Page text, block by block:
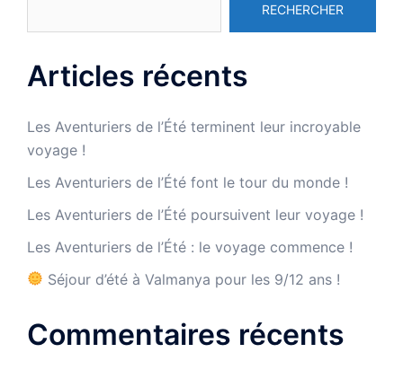
RECHERCHER
Articles récents
Les Aventuriers de l’Été terminent leur incroyable
voyage !
Les Aventuriers de l’Été font le tour du monde !
Les Aventuriers de l’Été poursuivent leur voyage !
Les Aventuriers de l’Été : le voyage commence !
Séjour d’été à Valmanya pour les 9/12 ans !
Commentaires récents